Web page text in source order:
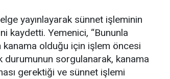
yayınlayarak sünnet işleminin
kaydetti. Yemenici, “Bununla
kanama olduğu için işlem öncesi
durumunun sorgulanarak, kanama
gerektiği ve sünnet işlemi